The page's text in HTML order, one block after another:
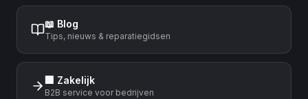
📖 Blog
Tips, nieuws & reparatiegidsen
🏢 Zakelijk
B2B service voor bedrijven